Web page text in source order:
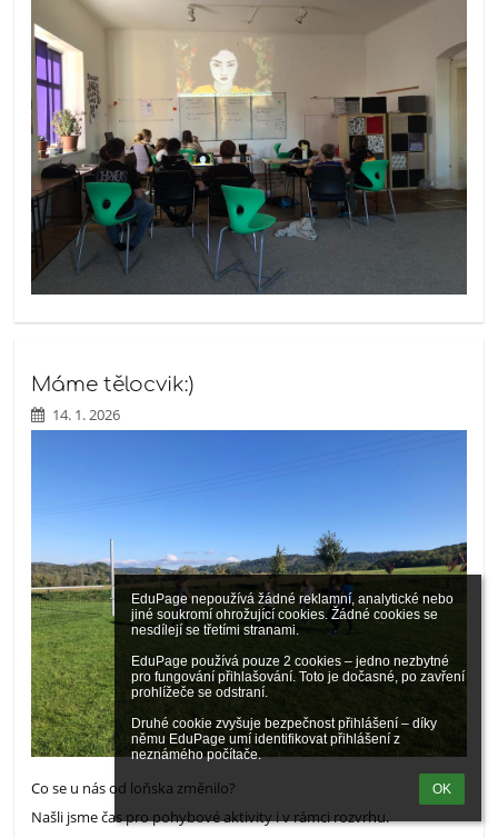
EduPage nepoužívá žádné reklamní, analytické nebo
jiné soukromí ohrožující cookies. Žádné cookies se
nesdílejí se třetími stranami.
EduPage používá pouze 2 cookies – jedno nezbytné
pro fungování přihlašování. Toto je dočasné, po zavření
prohlížeče se odstraní.
Druhé cookie zvyšuje bezpečnost přihlášení – díky
němu EduPage umí identifikovat přihlášení z
neznámého počítače.
OK
Máme tělocvik:)
14. 1. 2026
Co se u nás od loňska změnilo?
Našli jsme čas pro pohybové aktivity i v rámci rozvrhu.